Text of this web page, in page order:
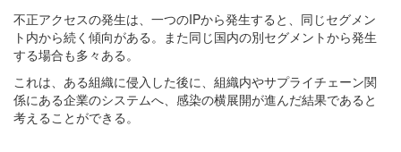
不正アクセスの発生は、一つのIPから発生すると、同じセグメン
ト内から続く傾向がある。また同じ国内の別セグメントから発生
する場合も多々ある。
これは、ある組織に侵入した後に、組織内やサプライチェーン関
係にある企業のシステムへ、感染の横展開が進んだ結果であると
考えることができる。